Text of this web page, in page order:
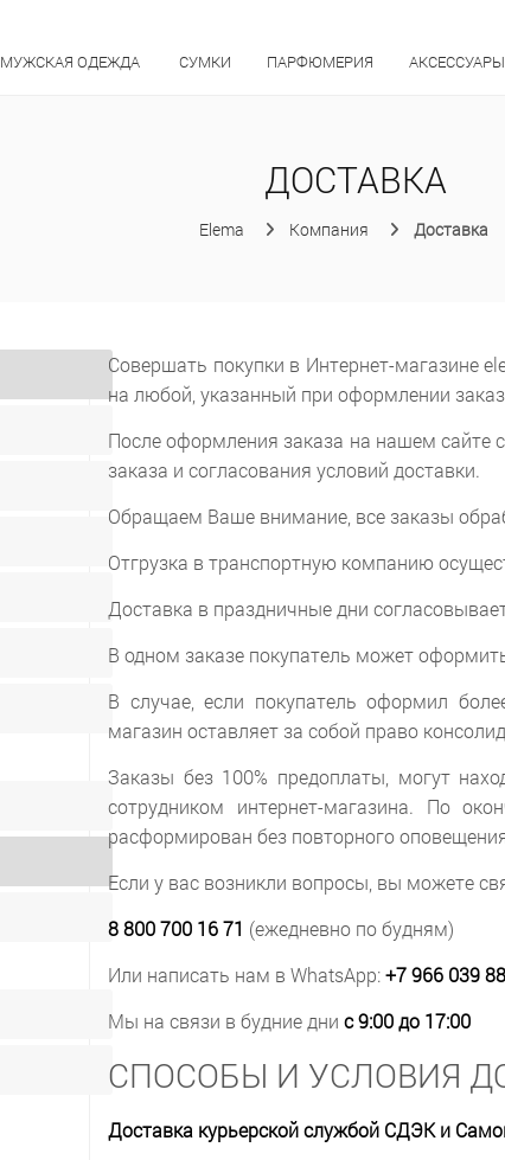
МУЖСКАЯ ОДЕЖДА СУМКИ ПАРФЮМЕРИЯ АКСЕССУАРЫ
ДОСТАВКА
Elema Компания Доставка
Совершать покупки в Интернет-магазине
на любой, указанный при оформлении
После оформления заказа на нашем сайте
заказа и согласования условий доставки.
Обращаем Ваше внимание, все заказы
Отгрузка в транспортную компанию
Доставка в праздничные дни
В одном заказе покупатель может
В случае, если покупатель оформил
магазин оставляет за собой право
Заказы без 100% предоплаты, могут
сотрудником интернет-магазина. По
расформирован без повторного
Если у вас возникли вопросы, вы можете
8 800 700 16 71 (ежедневно по будням)
Или написать нам в WhatsApp:+7 966 039
Мы на связи в будние дни с 9:00 до 17:00
СПОСОБЫ И УСЛОВИЯ
Доставка курьерской службой СДЭК и